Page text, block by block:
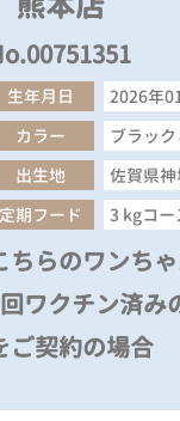
生年月日 2026年
カラー
ブラッ
出生地
佐賀県
定期フード
3 kgコー
ちらのワンちゃ
ワクチン済み
ご契約の場合